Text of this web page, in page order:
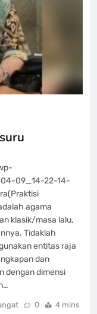
09_14-22-14-
agama
klasik/masa lalu,
Tidaklah
entitas raja
dan
dengan dimensi
0 4 mins